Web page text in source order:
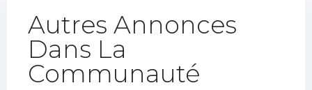
Autres Annonces
Dans La
Communauté​